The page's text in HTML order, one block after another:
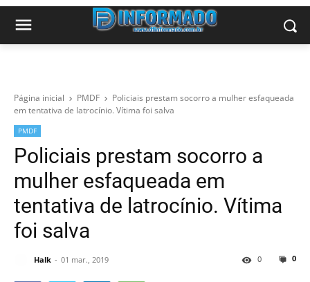
Página inicial PMDF
Policiais prestam socorro a mulher esfaqueada
em tentativa de latrocínio. Vítima foi salva
PMDF
Policiais prestam socorro a
mulher esfaqueada em
tentativa de latrocínio. Vítima
foi salva
Halk 01 mar., 2019 0
0